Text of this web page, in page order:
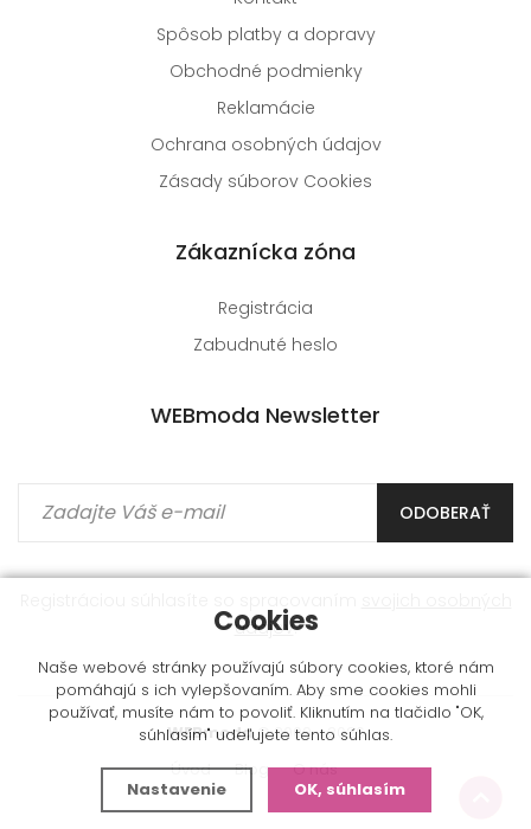
Spôsob platby a dopravy
Obchodné podmienky
Reklamácie
Ochrana osobných údajov
Zásady súborov Cookies
Zákaznícka zóna
Registrácia
Zabudnuté heslo
WEBmoda Newsletter
ODOBERAŤ
údajov.
WEBmoda© 2009 - 2026
Úvod
Blog O nás
Cookies
Naše webové stránky používajú súbory cookies, ktoré nám
pomáhajú s ich vylepšovaním. Aby sme cookies mohli
používať, musíte nám to povoliť. Kliknutím na tlačidlo "OK,
súhlasím" udeľujete tento súhlas.
Nastavenie OK, súhlasím